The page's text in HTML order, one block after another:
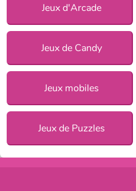
Jeux d'Arcade
Jeux de Candy
Jeux mobiles
Jeux de Puzzles